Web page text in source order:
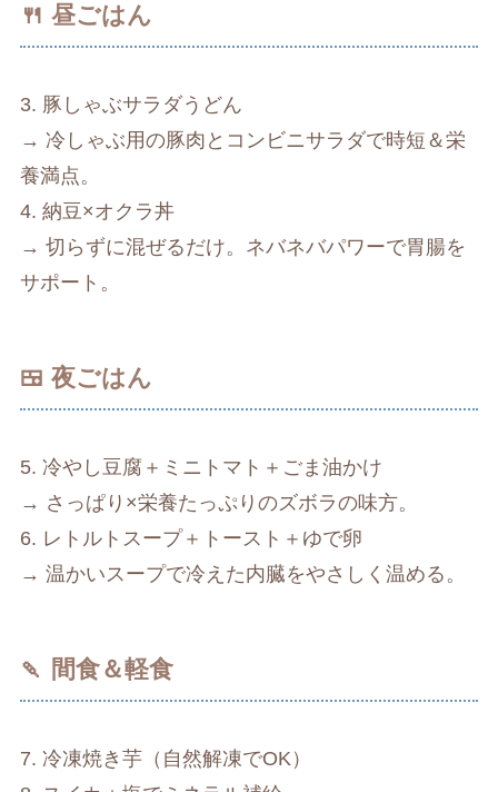
🍴 昼ごはん
3. 豚しゃぶサラダうどん
→ 冷しゃぶ用の豚肉とコンビニサラダで時短＆栄
養満点。
4. 納豆×オクラ丼
→ 切らずに混ぜるだけ。ネバネバパワーで胃腸を
サポート。
🍱 夜ごはん
5. 冷やし豆腐＋ミニトマト＋ごま油かけ
→ さっぱり×栄養たっぷりのズボラの味方。
6. レトルトスープ＋トースト＋ゆで卵
→ 温かいスープで冷えた内臓をやさしく温める。
🍡 間食＆軽食
7. 冷凍焼き芋（自然解凍でOK）